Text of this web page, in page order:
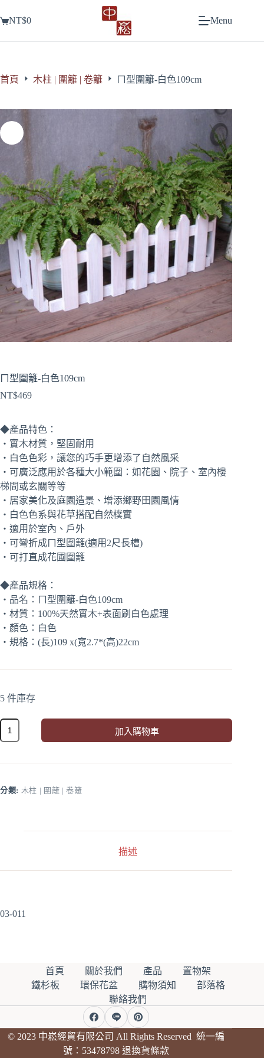
至
容
購
物
NT$0 Menu
首頁 木柱 | 圍籬 | 卷籬 ㄇ型圍籬-白色109cm
ㄇ型圍籬-白色109cm
NT$469
◆產品特色：
‧實木材質，堅固耐用
‧白色色彩，讓您的巧手更增添了自然風采
‧可廣泛應用於各種大小範圍：如花園、院子、室內樓
梯間或玄關等等
‧居家美化及庭園造景、增添鄉野田園風情
‧白色色系與花草搭配自然樸實
‧適用於室內、戶外
‧可彎折成ㄇ型圍籬(適用2尺長槽)
‧可打直成花圃圍籬
◆產品規格：
‧品名：ㄇ型圍籬-白色109cm
‧材質：100%天然實木+表面刷白色處理
‧顏色：白色
‧規格：(長)109 x(寬2.7*(高)22cm
5 件庫存
型
籬-
色
109cm
加入購物車
r
分類: 木柱 | 圍籬 | 卷籬
描述
03-011
首頁 關於我們 產品
置物架
鐵杉板
環保花盆 購物須知
部落格
聯絡我們
© 2023 中崧經貿有限公司 All Rights Reserved 統一編
號：53478798退換貨條款